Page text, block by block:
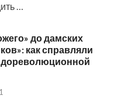
…
до дамских
как справляли
дореволюционной